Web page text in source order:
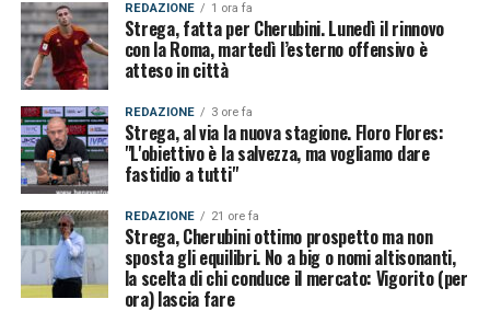
REDAZIONE 1 ora fa
Strega, fatta per Cherubini. Lunedì il rinnovo
con la Roma, martedì l’esterno offensivo è
atteso in città
REDAZIONE 3 ore fa
Strega, al via la nuova stagione. Floro Flores:
"L'obiettivo è la salvezza, ma vogliamo dare
fastidio a tutti"
REDAZIONE 21 ore fa
Strega, Cherubini ottimo prospetto ma non
sposta gli equilibri. No a big o nomi altisonanti,
la scelta di chi conduce il mercato: Vigorito (per
ora) lascia fare